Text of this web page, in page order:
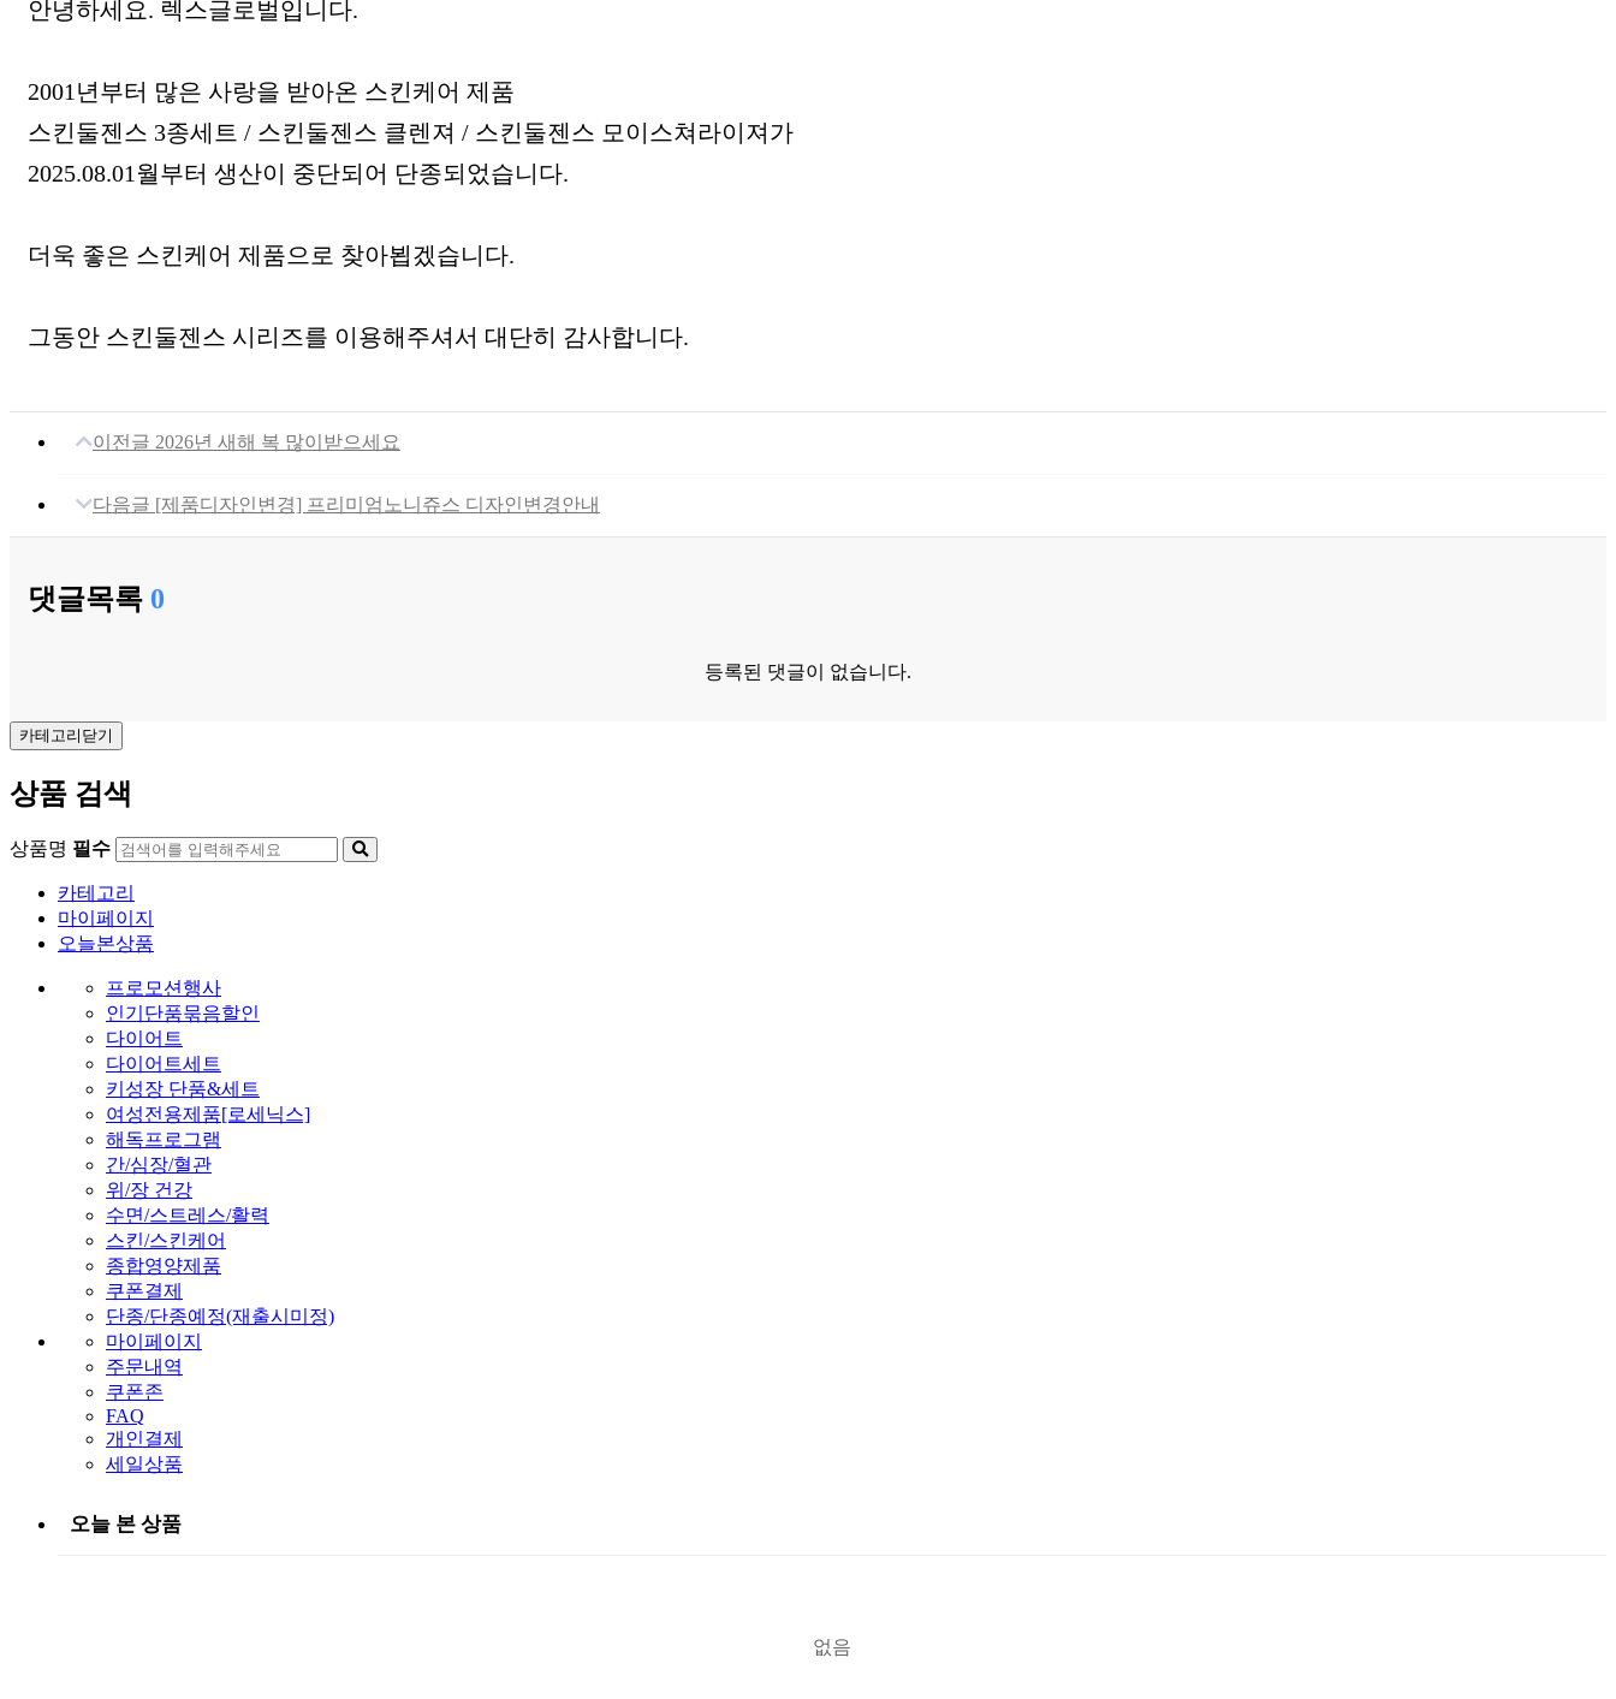
본문
안녕하세요. 렉스글로벌입니다.
2001년부터 많은 사랑을 받아온 스킨케어 제품
스킨둘젠스 3종세트 / 스킨둘젠스 클렌져 / 스킨둘젠스 모이스쳐라이져가
2025.08.01월부터 생산이 중단되어 단종되었습니다.
더욱 좋은 스킨케어 제품으로 찾아뵙겠습니다.
그동안 스킨둘젠스 시리즈를 이용해주셔서 대단히 감사합니다.
이전글 2026년 새해 복 많이받으세요
다음글 [제품디자인변경] 프리미엄노니쥬스 디자인변경안내
댓글목록 0
등록된 댓글이 없습니다.
카테고리닫기
상품 검색
상품명 필수
카테고리
마이페이지
오늘본상품
프로모션행사
인기단품묶음할인
다이어트
다이어트세트
키성장 단품&세트
여성전용제품[로세닉스]
해독프로그램
간/심장/혈관
위/장 건강
수면/스트레스/활력
스킨/스킨케어
종합영양제품
쿠폰결제
단종/단종예정(재출시미정)
마이페이지
주문내역
쿠폰존
FAQ
개인결제
세일상품
오늘 본 상품
없음